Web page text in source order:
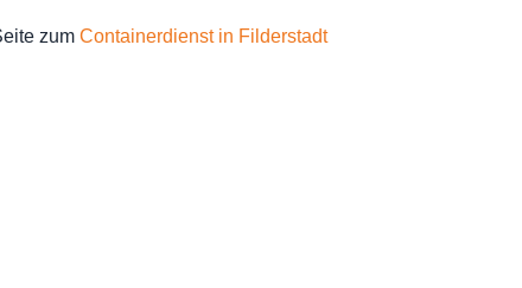
zum Containerdienst in Filderstadt